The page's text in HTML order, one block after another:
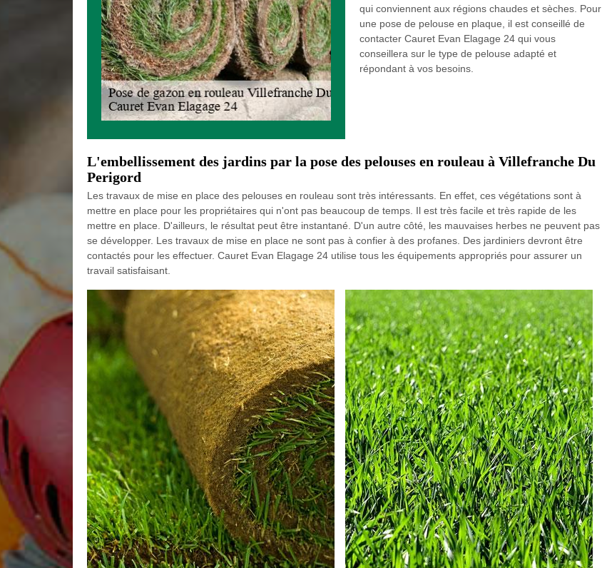
qui conviennent aux régions chaudes et sèches. Pour
une pose de pelouse en plaque, il est conseillé de
contacter Cauret Evan Elagage 24 qui vous
conseillera sur le type de pelouse adapté et
répondant à vos besoins.
L'embellissement des jardins par la pose des pelouses en rouleau à Villefranche Du
Perigord
Les travaux de mise en place des pelouses en rouleau sont très intéressants. En effet, ces végétations sont à
mettre en place pour les propriétaires qui n'ont pas beaucoup de temps. Il est très facile et très rapide de les
mettre en place. D'ailleurs, le résultat peut être instantané. D'un autre côté, les mauvaises herbes ne peuvent pas
se développer. Les travaux de mise en place ne sont pas à confier à des profanes. Des jardiniers devront être
contactés pour les effectuer. Cauret Evan Elagage 24 utilise tous les équipements appropriés pour assurer un
travail satisfaisant.